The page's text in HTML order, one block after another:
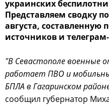
украинских
Представляем сводку
августа,
источников и
"В Севастополе военные
работает ПВО и
БПЛА в Гагаринском
сообщил губернатор